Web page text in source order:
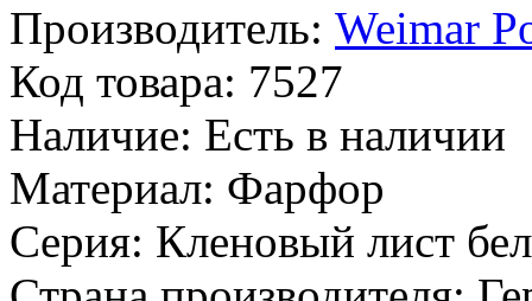
Производитель: Weimar
Код товара: 7527
Наличие: Есть в наличии
Материал: Фарфор
Серия: Кленовый лист